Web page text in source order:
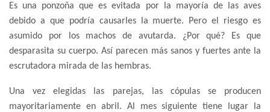
Es una ponzoña que es evitada por la mayoría de las aves
debido a que podría causarles la muerte. Pero el riesgo es
asumido por los machos de avutarda. ¿Por qué? Es que
desparasita su cuerpo. Así parecen más sanos y fuertes ante la
escrutadora mirada de las hembras.
Una vez elegidas las parejas, las cópulas se producen
mayoritariamente en abril. Al mes siguiente tiene lugar la